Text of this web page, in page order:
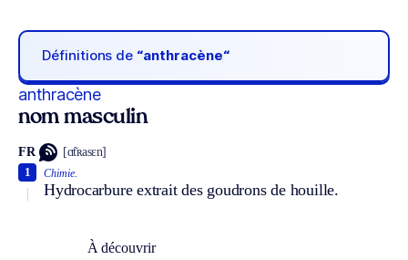
Définitions de “anthracène“
anthracène
nom masculin
FR [ɑ̃tʀasɛn]
Chimie.
Hydrocarbure extrait des goudrons de houille.
1
À découvrir